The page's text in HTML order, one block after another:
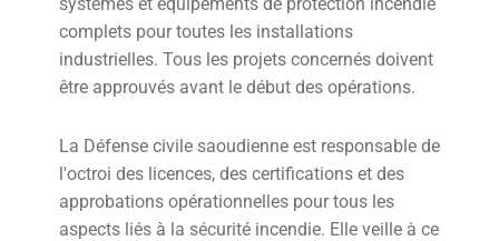
complets pour toutes les installations
industrielles. Tous les projets concernés doivent
être approuvés avant le début des opérations.
La Défense civile saoudienne est responsable de
l'octroi des licences, des certifications et des
approbations opérationnelles pour tous les
aspects liés à la sécurité incendie. Elle veille à ce